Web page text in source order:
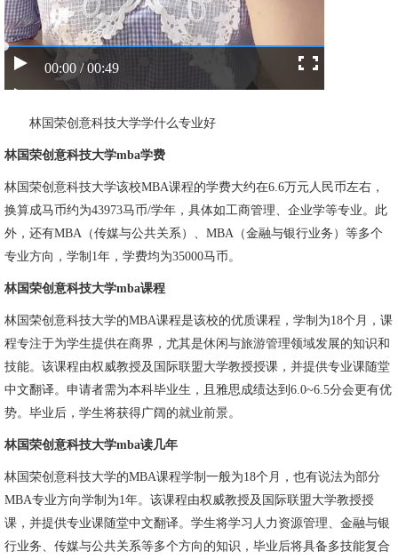
00:00 / 00:49
林国荣创意科技大学学什么专业好
林国荣创意科技大学mba学费
林国荣创意科技大学该校MBA课程的学费大约在6.6万元人民币左右，
换算成马币约为43973马币/学年，具体如工商管理、企业学等专业。此
外，还有MBA（传媒与公共关系）、MBA（金融与银行业务）等多个
专业方向，学制1年，学费均为35000马币。
林国荣创意科技大学mba课程
林国荣创意科技大学的MBA课程是该校的优质课程，学制为18个月，课
程专注于为学生提供在商界，尤其是休闲与旅游管理领域发展的知识和
技能。该课程由权威教授及国际联盟大学教授授课，并提供专业课随堂
中文翻译。申请者需为本科毕业生，且雅思成绩达到6.0~6.5分会更有优
势。毕业后，学生将获得广阔的就业前景。
林国荣创意科技大学mba读几年
林国荣创意科技大学的MBA课程学制一般为18个月，也有说法为部分
MBA专业方向学制为1年。该课程由权威教授及国际联盟大学教授授
课，并提供专业课随堂中文翻译。学生将学习人力资源管理、金融与银
行业务、传媒与公共关系等多个方向的知识，毕业后将具备多技能复合